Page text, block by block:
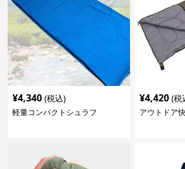
¥4,340 (税込)
軽量コンパクトシュラフ
¥4,420 (税
アウトドア